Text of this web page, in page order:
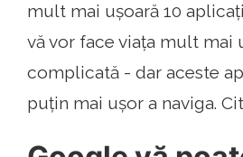
mult mai ușoară 10
vă vor face viața mult mai
complicată - dar aceste
puțin mai ușor a naviga.